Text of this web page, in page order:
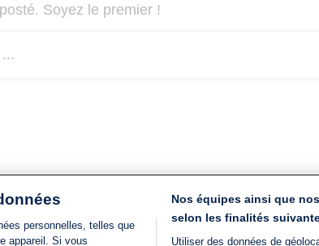
Soyez le premier !
personnelles, telles que
appareil. Si vous
Nos équipes ainsi que
selon les finalités
Utiliser des données de